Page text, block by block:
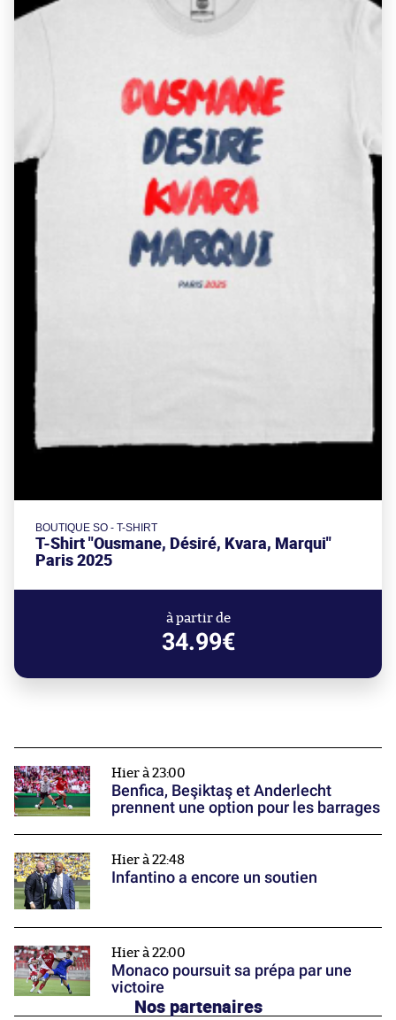
BOUTIQUE SO - T-SHIRT
T-Shirt "Ousmane, Désiré, Kvara, Marqui"
Paris 2025
à partir de
34.99€
Hier à 23:00
Benfica, Beşiktaş et Anderlecht
prennent une option pour les barrages
Hier à 22:48
Infantino a encore un soutien
Hier à 22:00
Monaco poursuit sa prépa par une
victoire
Nos partenaires